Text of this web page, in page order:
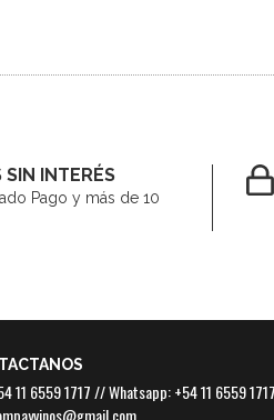
SIN INTERÉS
Pago y más de 10
11 6559 1717 // Whatsapp: +54 11 6559 1717